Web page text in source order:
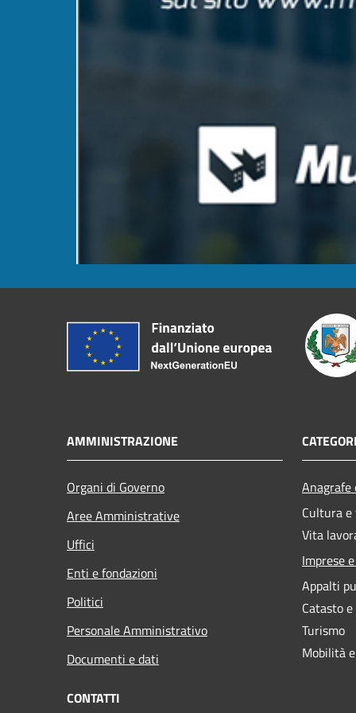
AMMINISTRAZIONE
Organi di Governo
Aree Amministrative
Uffici
Enti e fondazioni
Politici
Personale Amministrativo
Documenti e dati
Cultura
Vita
Imprese
Appalti
Catasto
Turismo
Mobilità
CONTATTI